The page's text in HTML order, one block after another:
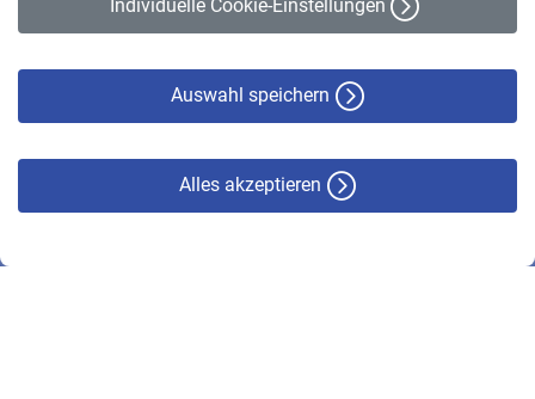
Individuelle Cookie-Einstellungen
Auswahl speichern
Alles akzeptieren
© VBL 2026